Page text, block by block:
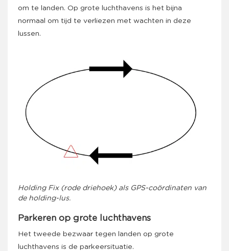
om te landen. Op grote luchthavens is het bijna
normaal om tijd te verliezen met wachten in deze
lussen.
Holding Fix (rode driehoek) als GPS-coördinaten van
de holding-lus.
Parkeren op grote luchthavens
Het tweede bezwaar tegen landen op grote
luchthavens is de parkeersituatie.